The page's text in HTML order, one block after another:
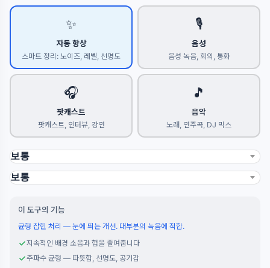
✨
자동 향상
스마트 정리: 노이즈, 레벨, 선명도
🎙️
음성
음성 녹음, 회의, 통화
🎧
팟캐스트
팟캐스트, 인터뷰, 강연
🎵
음악
노래, 연주곡, DJ 믹스
이 도구의 기능
균형 잡힌 처리 — 눈에 띄는 개선. 대부분의 녹음에 적합.
지속적인 배경 소음과 험을 줄여줍니다
주파수 균형 — 따뜻함, 선명도, 공기감